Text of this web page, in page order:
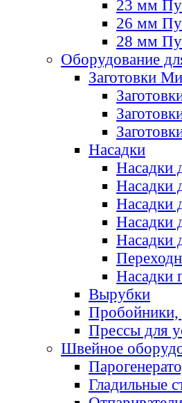
23 мм
26 мм
28 мм
Оборудование
Заготовки
Насадки
Насадки
Насадки
Насадки
Насадки
Насадки
Насадки
Вырубки
Прессы для
Швейное
Гладильные